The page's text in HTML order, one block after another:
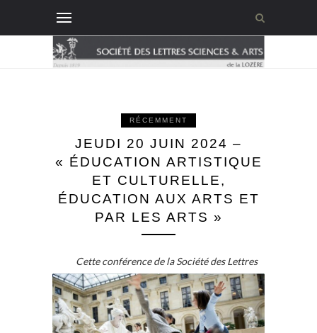
RÉCEMMENT
JEUDI 20 JUIN 2024 –
« ÉDUCATION ARTISTIQUE
ET CULTURELLE,
ÉDUCATION AUX ARTS ET
PAR LES ARTS »
Cette conférence de la Société des Lettres